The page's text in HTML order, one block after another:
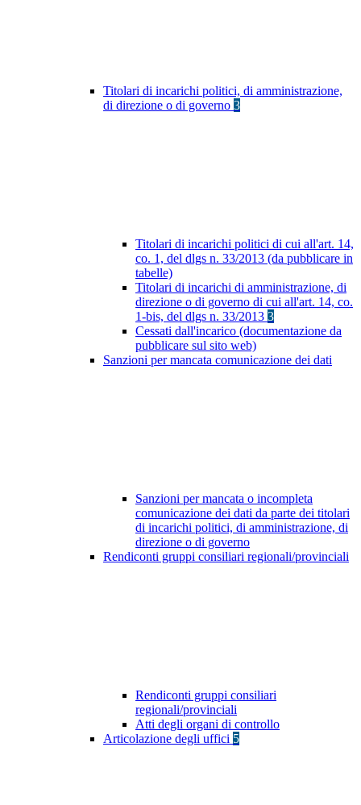
Titolari di incarichi politici, di amministrazione,
di direzione o di governo 3
Titolari di incarichi politici di cui all'art. 14,
co. 1, del dlgs n. 33/2013 (da pubblicare in
tabelle)
Titolari di incarichi di amministrazione, di
direzione o di governo di cui all'art. 14, co.
1-bis, del dlgs n. 33/2013 3
Cessati dall'incarico (documentazione da
pubblicare sul sito web)
Sanzioni per mancata comunicazione dei dati
Sanzioni per mancata o incompleta
comunicazione dei dati da parte dei titolari
di incarichi politici, di amministrazione, di
direzione o di governo
Rendiconti gruppi consiliari regionali/provinciali
Rendiconti gruppi consiliari
regionali/provinciali
Atti degli organi di controllo
Articolazione degli uffici 5